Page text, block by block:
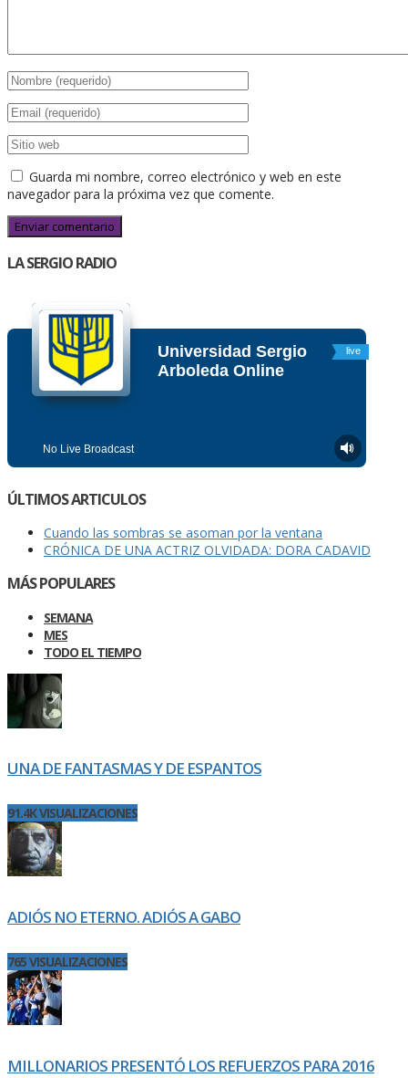
Guarda mi nombre, correo electrónico y web en este
navegador para la próxima vez que comente.
LA SERGIO RADIO
ÚLTIMOS ARTICULOS
Cuando las sombras se asoman por la ventana
CRÓNICA DE UNA ACTRIZ OLVIDADA: DORA CADAVID
MÁS POPULARES
SEMANA
MES
TODO EL TIEMPO
UNA DE FANTASMAS Y DE ESPANTOS
91.4K VISUALIZACIONES
ADIÓS NO ETERNO. ADIÓS A GABO
765 VISUALIZACIONES
MILLONARIOS PRESENTÓ LOS REFUERZOS PARA 2016